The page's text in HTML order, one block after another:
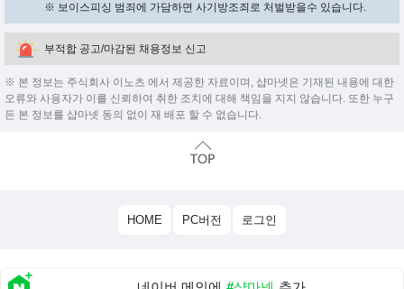
※ 보이스피싱 범죄에 가담하면 사기방조죄로 처벌받을수 있습니다.
부적합 공고/마감된 채용정보 신고
※ 본 정보는 주식회사 이노츠 에서 제공한 자료이며, 샵마넷은 기재된 내용에 대한
오류와 사용자가 이를 신뢰하여 취한 조치에 대해 책임을 지지 않습니다. 또한 누구
든 본 정보를 샵마넷 동의 없이 재 배포 할 수 없습니다.
HOME PC버전 로그인